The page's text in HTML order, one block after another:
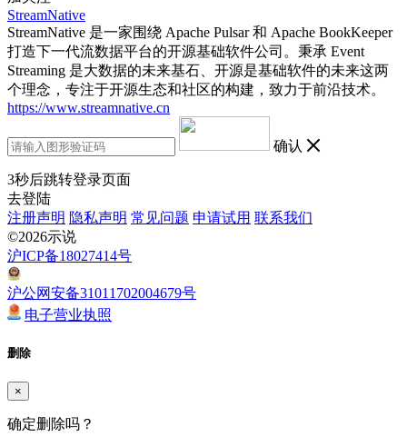
StreamNative
StreamNative 是一家围绕 Apache Pulsar 和 Apache BookKeeper
打造下一代流数据平台的开源基础软件公司。秉承 Event
Streaming 是大数据的未来基石、开源是基础软件的未来这两
个理念，专注于开源生态和社区的构建，致力于前沿技术。
https://www.streamnative.cn
确认
3秒后跳转登录页面
去登陆
注册声明 隐私声明 常见问题 申请试用 联系我们
©2026示说
沪ICP备18027414号
沪公网安备31011702004679号
电子营业执照
删除
×
确定删除吗？